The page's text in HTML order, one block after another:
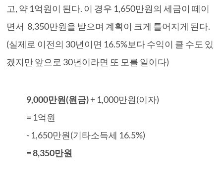
고, 약 1억원이 된다. 이 경우 1,650만원의 세금이 떼이
면서 8,350만원을 받으며 계획이 크게 틀어지게 된다.
(실제로 이전의 30년이면 16.5%보다 수익이 클 수도 있
겠지만 앞으로 30년이라면 또 모를 일이다)
9,000만원(원금)+ 1,000만원(이자)
= 1억원
- 1,650만원(기타소득세 16.5%)
= 8,350만원